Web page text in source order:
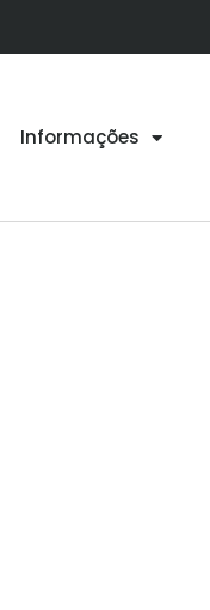
Informações